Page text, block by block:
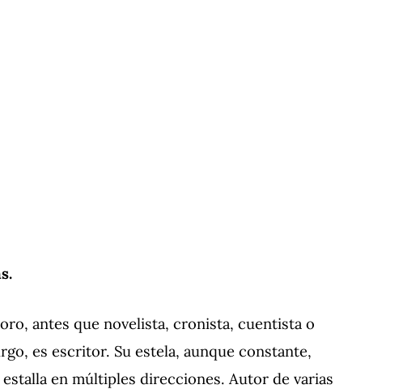
antes que novelista, cronista, cuentista o
es escritor. Su estela, aunque constante,
en múltiples direcciones. Autor de varias